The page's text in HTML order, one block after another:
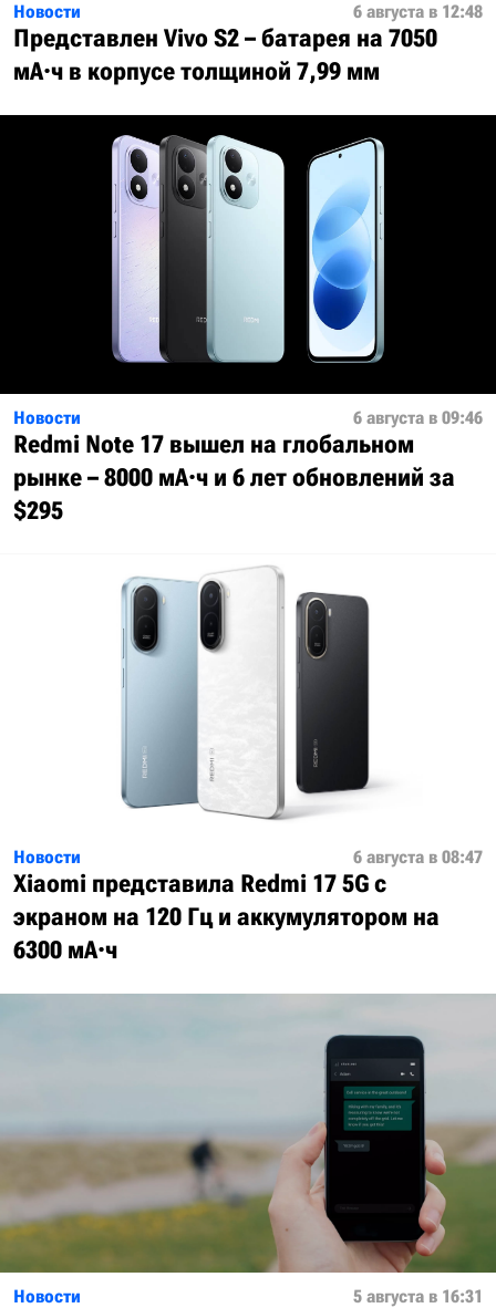
Новости 6 августа в 12:48
Представлен Vivo S2 – батарея на 7050
мА·ч в корпусе толщиной 7,99 мм
Новости 6 августа в 09:46
Redmi Note 17 вышел на глобальном
рынке – 8000 мА·ч и 6 лет обновлений за
$295
Новости 6 августа в 08:47
Xiaomi представила Redmi 17 5G с
экраном на 120 Гц и аккумулятором на
6300 мА·ч
Новости 5 августа в 16:31